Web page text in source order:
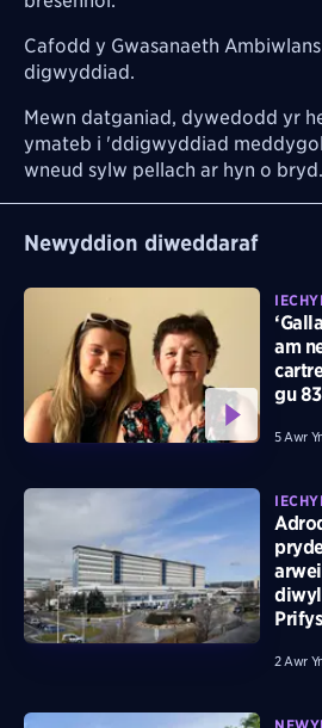
Cafodd y Gwasanaeth
digwyddiad.
Mewn datganiad, dywedodd yr
ymateb i 'ddigwyddiad
wneud sylw pellach ar hyn o bryd.
Newyddion diweddaraf
am
gu
5 Awr
2 Awr